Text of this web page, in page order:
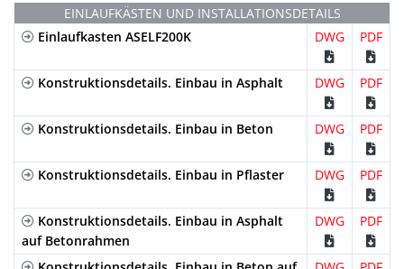
EINLAUFKÄSTEN UND INSTALLATIONSDETAILS
Einlaufkasten ASELF200K
DWG PDF
Konstruktionsdetails. Einbau in Asphalt DWG PDF
Konstruktionsdetails. Einbau in Beton DWG PDF
Konstruktionsdetails. Einbau in Pflaster DWG PDF
Konstruktionsdetails. Einbau in Asphalt
auf Betonrahmen
DWG PDF